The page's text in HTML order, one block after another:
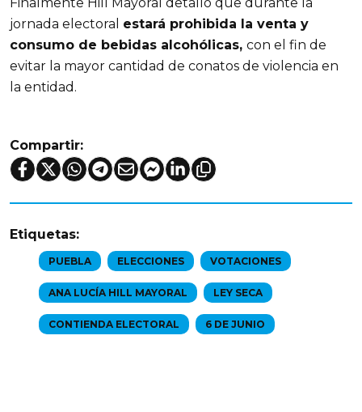
Finalmente Hill Mayoral detalló que durante la
jornada electoral estará prohibida la venta y
consumo de bebidas alcohólicas, con el fin de
evitar la mayor cantidad de conatos de violencia en
la entidad.
Compartir:
Etiquetas:
PUEBLA ELECCIONES VOTACIONES
ANA LUCÍA HILL MAYORAL LEY SECA
CONTIENDA ELECTORAL 6 DE JUNIO